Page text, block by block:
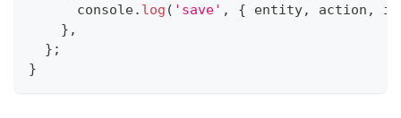
console. log ( 'save' , { entity, action ,
} ,
} ;
}